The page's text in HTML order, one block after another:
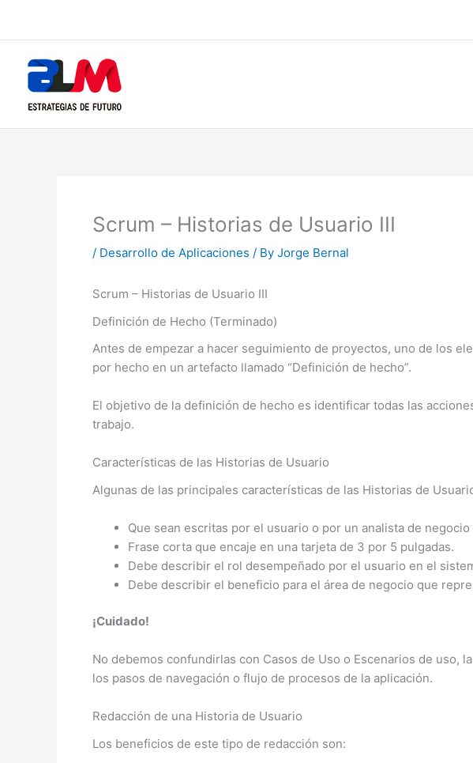
Scrum – Historias de Usuario III
/ Desarrollo de Aplicaciones / By Jorge Bernal
Scrum – Historias de Usuario III
Definición de Hecho (Terminado)
Antes de empezar a hacer seguimiento de proyectos, uno de los
por hecho en un artefacto llamado “Definición de hecho”.
El objetivo de la definición de hecho es identificar todas las
trabajo.
Características de las Historias de Usuario
Algunas de las principales características de las Historias de
Que sean escritas por el usuario o por un analista de
Frase corta que encaje en una tarjeta de 3 por 5 pulgadas.
Debe describir el rol desempeñado por el usuario en el
Debe describir el beneficio para el área de negocio que
¡Cuidado!
No debemos confundirlas con Casos de Uso o Escenarios de
los pasos de navegación o flujo de procesos de la aplicación.
Redacción de una Historia de Usuario
Los beneficios de este tipo de redacción son: